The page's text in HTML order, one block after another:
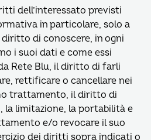
dell’interessato previsti
in particolare, solo a
di conoscere, in ogni
i suoi dati e come essi
Rete Blu, il diritto di farli
rettificare o cancellare nei
trattamento, il diritto di
la limitazione, la portabilità e
e/o revocare il suo
dei diritti sopra indicati o